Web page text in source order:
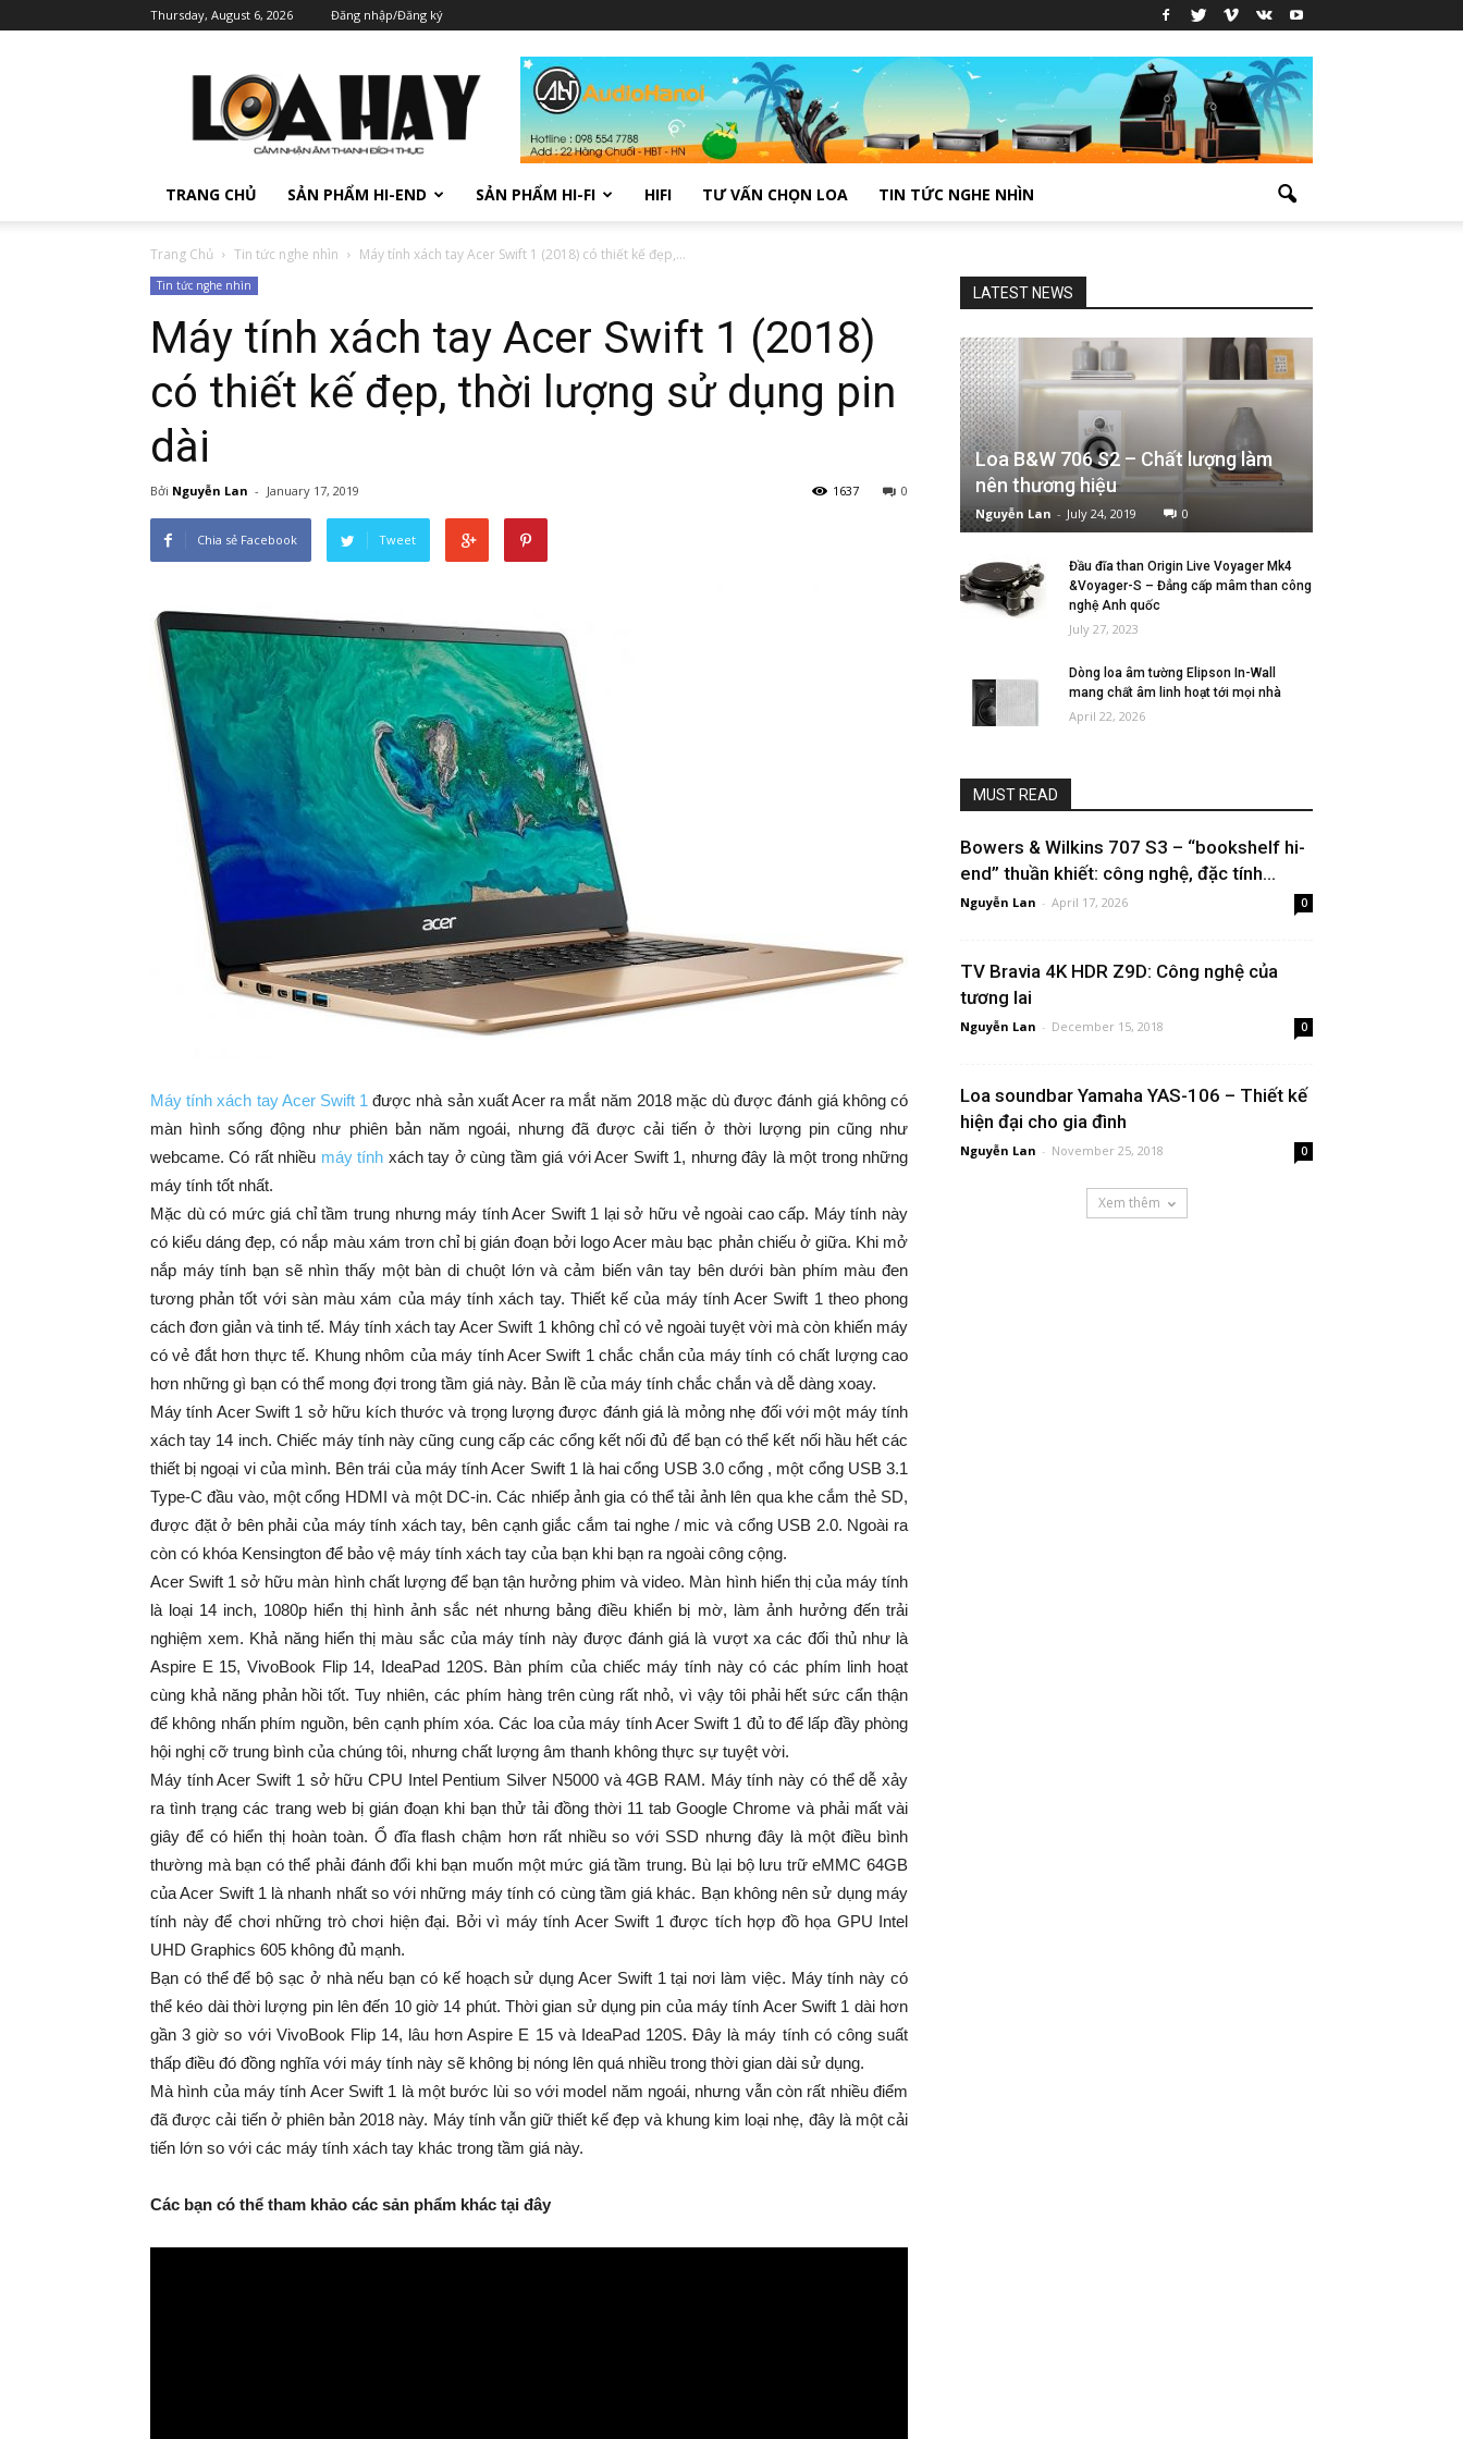
Thursday, August 6, 2026 Đăng nhập/Đăng ký
TRANG CHỦ SẢN PHẨM HI-END SẢN PHẨM HI-FI HIFI TƯ VẤN CHỌN LOA TIN TỨC NGHE NHÌN
Trang Chủ Tin tức nghe nhìn Máy tính xách tay Acer Swift 1 (2018) có thiết kế đẹp,...
Tin tức nghe nhìn
Máy tính xách tay Acer Swift 1 (2018)
có thiết kế đẹp, thời lượng sử dụng pin
dài
Bởi Nguyễn Lan - January 17, 2019 0
1637
Chia sẻ Facebook Tweet
Máy tính xách tay Acer Swift 1 được nhà sản xuất Acer ra mắt năm 2018 mặc dù được đánh giá không có
màn hình sống động như phiên bản năm ngoái, nhưng đã được cải tiến ở thời lượng pin cũng như
webcame. Có rất nhiều máy tính xách tay ở cùng tầm giá với Acer Swift 1, nhưng đây là một trong những
máy tính tốt nhất.
Mặc dù có mức giá chỉ tầm trung nhưng máy tính Acer Swift 1 lại sở hữu vẻ ngoài cao cấp. Máy tính này
có kiểu dáng đẹp, có nắp màu xám trơn chỉ bị gián đoạn bởi logo Acer màu bạc phản chiếu ở giữa. Khi mở
nắp máy tính bạn sẽ nhìn thấy một bàn di chuột lớn và cảm biến vân tay bên dưới bàn phím màu đen
tương phản tốt với sàn màu xám của máy tính xách tay. Thiết kế của máy tính Acer Swift 1 theo phong
cách đơn giản và tinh tế. Máy tính xách tay Acer Swift 1 không chỉ có vẻ ngoài tuyệt vời mà còn khiến máy
có vẻ đắt hơn thực tế. Khung nhôm của máy tính Acer Swift 1 chắc chắn của máy tính có chất lượng cao
hơn những gì bạn có thể mong đợi trong tầm giá này. Bản lề của máy tính chắc chắn và dễ dàng xoay.
Máy tính Acer Swift 1 sở hữu kích thước và trọng lượng được đánh giá là mỏng nhẹ đối với một máy tính
xách tay 14 inch. Chiếc máy tính này cũng cung cấp các cổng kết nối đủ để bạn có thể kết nối hầu hết các
thiết bị ngoại vi của mình. Bên trái của máy tính Acer Swift 1 là hai cổng USB 3.0 cổng , một cổng USB 3.1
Type-C đầu vào, một cổng HDMI và một DC-in. Các nhiếp ảnh gia có thể tải ảnh lên qua khe cắm thẻ SD,
được đặt ở bên phải của máy tính xách tay, bên cạnh giắc cắm tai nghe / mic và cổng USB 2.0. Ngoài ra
còn có khóa Kensington để bảo vệ máy tính xách tay của bạn khi bạn ra ngoài công cộng.
Acer Swift 1 sở hữu màn hình chất lượng để bạn tận hưởng phim và video. Màn hình hiển thị của máy tính
là loại 14 inch, 1080p hiển thị hình ảnh sắc nét nhưng bảng điều khiển bị mờ, làm ảnh hưởng đến trải
nghiệm xem. Khả năng hiển thị màu sắc của máy tính này được đánh giá là vượt xa các đối thủ như là
Aspire E 15, VivoBook Flip 14, IdeaPad 120S. Bàn phím của chiếc máy tính này có các phím linh hoạt
cùng khả năng phản hồi tốt. Tuy nhiên, các phím hàng trên cùng rất nhỏ, vì vậy tôi phải hết sức cẩn thận
để không nhấn phím nguồn, bên cạnh phím xóa. Các loa của máy tính Acer Swift 1 đủ to để lấp đầy phòng
hội nghị cỡ trung bình của chúng tôi, nhưng chất lượng âm thanh không thực sự tuyệt vời.
Máy tính Acer Swift 1 sở hữu CPU Intel Pentium Silver N5000 và 4GB RAM. Máy tính này có thể dễ xảy
ra tình trạng các trang web bị gián đoạn khi bạn thử tải đồng thời 11 tab Google Chrome và phải mất vài
giây để có hiển thị hoàn toàn. Ổ đĩa flash chậm hơn rất nhiều so với SSD nhưng đây là một điều bình
thường mà bạn có thể phải đánh đổi khi bạn muốn một mức giá tầm trung. Bù lại bộ lưu trữ eMMC 64GB
của Acer Swift 1 là nhanh nhất so với những máy tính có cùng tầm giá khác. Bạn không nên sử dụng máy
tính này để chơi những trò chơi hiện đại. Bởi vì máy tính Acer Swift 1 được tích hợp đồ họa GPU Intel
UHD Graphics 605 không đủ mạnh.
Bạn có thể để bộ sạc ở nhà nếu bạn có kế hoạch sử dụng Acer Swift 1 tại nơi làm việc. Máy tính này có
thể kéo dài thời lượng pin lên đến 10 giờ 14 phút. Thời gian sử dụng pin của máy tính Acer Swift 1 dài hơn
gần 3 giờ so với VivoBook Flip 14, lâu hơn Aspire E 15 và IdeaPad 120S. Đây là máy tính có công suất
thấp điều đó đồng nghĩa với máy tính này sẽ không bị nóng lên quá nhiều trong thời gian dài sử dụng.
Mà hình của máy tính Acer Swift 1 là một bước lùi so với model năm ngoái, nhưng vẫn còn rất nhiều điểm
đã được cải tiến ở phiên bản 2018 này. Máy tính vẫn giữ thiết kế đẹp và khung kim loại nhẹ, đây là một cải
tiến lớn so với các máy tính xách tay khác trong tầm giá này.
Các bạn có thể tham khảo các sản phẩm khác tại đây
LATEST NEWS
Loa B&W 706 S2 – Chất lượng làm
nên thương hiệu
Nguyễn Lan - July 24, 2019 0
Đầu đĩa than Origin Live Voyager Mk4
&Voyager-S – Đẳng cấp mâm than công
nghệ Anh quốc
July 27, 2023
Dòng loa âm tường Elipson In-Wall
mang chất âm linh hoạt tới mọi nhà
April 22, 2026
MUST READ
Bowers & Wilkins 707 S3 – “bookshelf hi-
end” thuần khiết: công nghệ, đặc tính...
Nguyễn Lan - April 17, 2026 0
TV Bravia 4K HDR Z9D: Công nghệ của
tương lai
Nguyễn Lan - December 15, 2018 0
Loa soundbar Yamaha YAS-106 – Thiết kế
hiện đại cho gia đình
Nguyễn Lan - November 25, 2018 0
Xem thêm